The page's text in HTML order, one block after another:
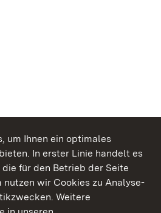
um Ihnen ein optimales
In erster Linie handelt es
für den Betrieb der Seite
wir Cookies zu Analyse-
Weitere